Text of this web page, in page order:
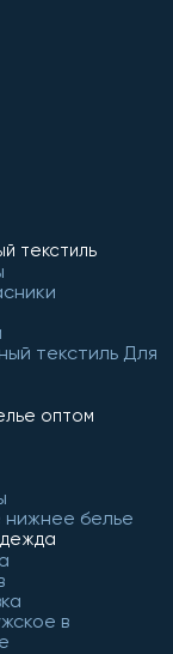
текстиль
текстиль Для
оптом
белье
в